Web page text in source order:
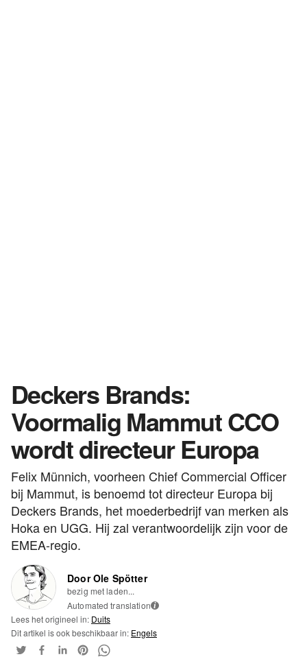
Deckers Brands:
Voormalig Mammut CCO
wordt directeur Europa
Felix Münnich, voorheen Chief Commercial Officer
bij Mammut, is benoemd tot directeur Europa bij
Deckers Brands, het moederbedrijf van merken als
Hoka en UGG. Hij zal verantwoordelijk zijn voor de
EMEA-regio.
Door Ole Spötter
bezig met laden...
Automated translation i
Lees het origineel in: Duits
Dit artikel is ook beschikbaar in: Engels